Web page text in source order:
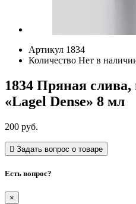
Артикул 1834
Количество Нет в
1834 Пряная слива,
«Lagel Dense» 8 мл
200 руб.
Задать вопрос о товаре
Есть вопрос?
×